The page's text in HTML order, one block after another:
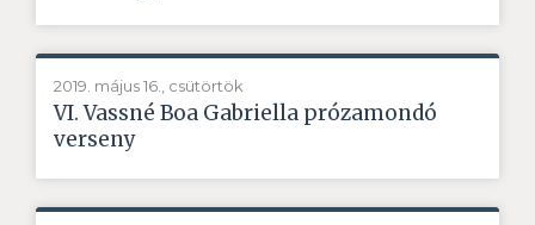
2019. május 16., csütörtök
VI. Vassné Boa Gabriella prózamondó
verseny